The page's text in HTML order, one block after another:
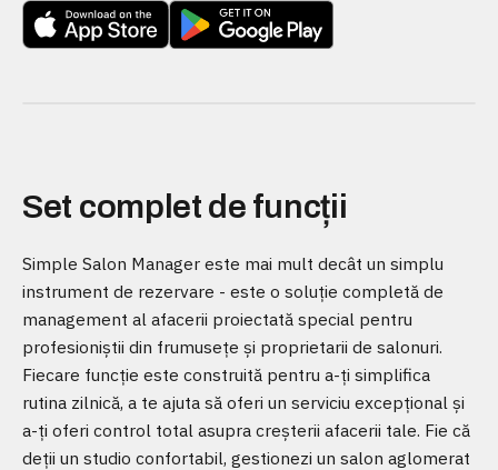
Set complet de funcții
Simple Salon Manager este mai mult decât un simplu
instrument de rezervare - este o soluție completă de
management al afacerii proiectată special pentru
profesioniștii din frumusețe și proprietarii de salonuri.
Fiecare funcție este construită pentru a-ți simplifica
rutina zilnică, a te ajuta să oferi un serviciu excepțional și
a-ți oferi control total asupra creșterii afacerii tale. Fie că
deții un studio confortabil, gestionezi un salon aglomerat